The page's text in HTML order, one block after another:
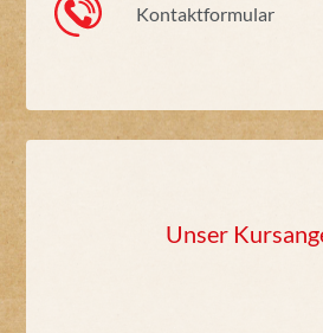
Kontaktformular
Unser